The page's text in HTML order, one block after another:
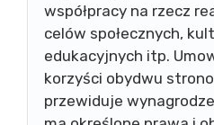
współpracy na rzecz
celów społecznych,
edukacyjnych itp.
korzyści obydwu
przewiduje